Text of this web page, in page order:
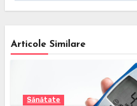
Articole Similare
Sănătate